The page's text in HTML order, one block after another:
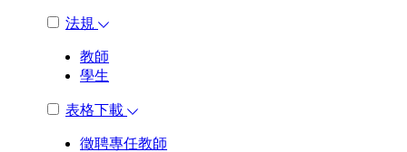
法規
教師
學生
表格下載
徵聘專任教師